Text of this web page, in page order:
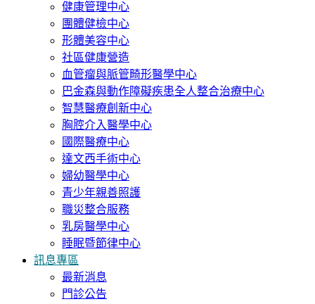
健康管理中心
團體健檢中心
形體美容中心
社區健康營造
血管瘤與脈管畸形醫學中心
巴金森與動作障礙疾患全人整合治療中心
智慧醫療創新中心
胸腔介入醫學中心
國際醫療中心
達文西手術中心
婦幼醫學中心
青少年親善照護
職災整合服務
乳房醫學中心
睡眠暨節律中心
訊息專區
最新消息
門診公告